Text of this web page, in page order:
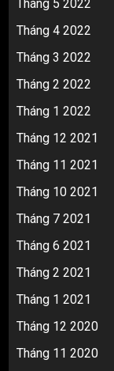
Tháng 5 2022
Tháng 4 2022
Tháng 3 2022
Tháng 2 2022
Tháng 1 2022
Tháng 12 2021
Tháng 11 2021
Tháng 10 2021
Tháng 7 2021
Tháng 6 2021
Tháng 2 2021
Tháng 1 2021
Tháng 12 2020
Tháng 11 2020